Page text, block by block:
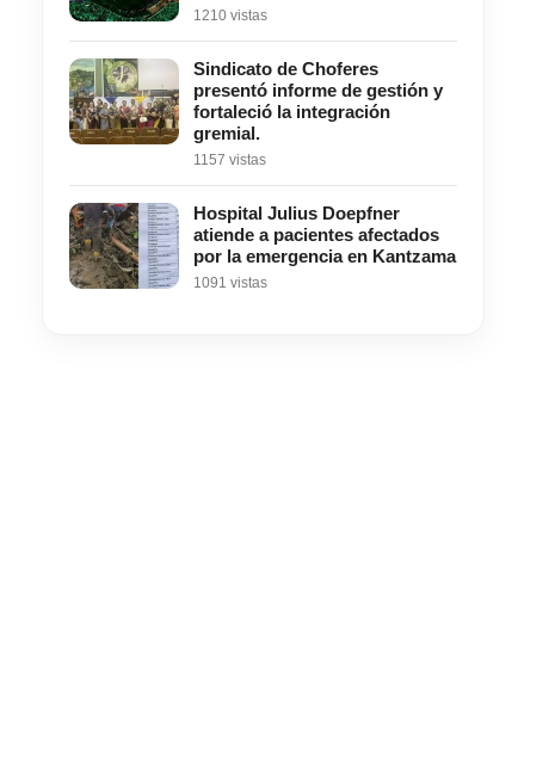
1210 vistas
Sindicato de Choferes
presentó informe de gestión y
fortaleció la integración
gremial.
1157 vistas
Hospital Julius Doepfner
atiende a pacientes afectados
por la emergencia en Kantzama
1091 vistas